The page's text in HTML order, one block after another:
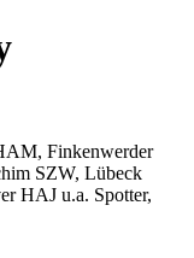
Finkenwerder
SZW, Lübeck
HAJ u.a. Spotter,